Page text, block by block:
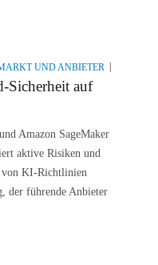
UND ANBIETER
Sicherheit auf
Amazon SageMaker
aktive Risiken und
von KI-Richtlinien
der führende Anbieter